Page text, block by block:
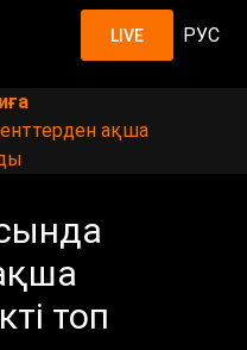
LIVE РУС
ақша
топ